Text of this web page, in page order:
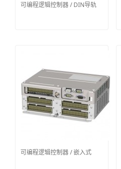
可编程逻辑控制器 / DIN导轨
可编程逻辑控制器 / 嵌入式